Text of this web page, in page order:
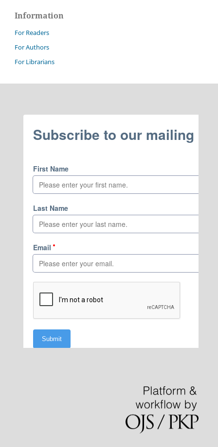
Information
For Readers
For Authors
For Librarians